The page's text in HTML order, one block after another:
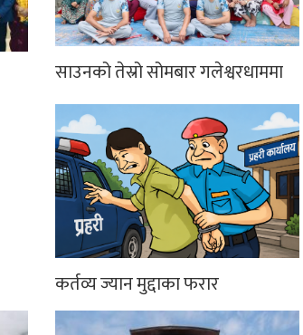
साउनको तेस्रो सोमबार गलेश्वरधाममा
कर्तव्य ज्यान मुद्दाका फरार